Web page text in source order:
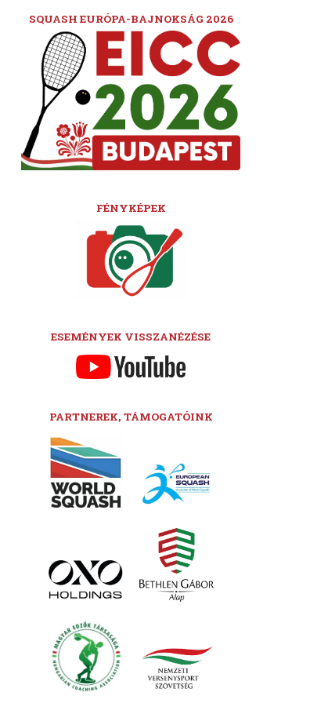
SQUASH EURÓPA-BAJNOKSÁG 2026
FÉNYKÉPEK
ESEMÉNYEK VISSZANÉZÉSE
PARTNEREK, TÁMOGATÓINK